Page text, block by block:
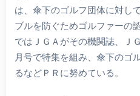
は、傘下のゴルフ団体に対し
ブルを防ぐためゴルファーの
ではＪＧＡがその機関誌、Ｊ
月号で特集を組み、傘下のゴ
るなどＰＲに努めている。